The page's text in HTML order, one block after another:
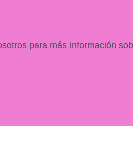
para más información